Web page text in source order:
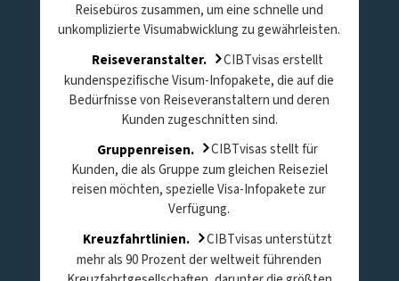
Reisebüros zusammen, um eine schnelle und
unkomplizierte Visumabwicklung zu gewährleisten.
Reiseveranstalter.
CIBTvisas erstellt
kundenspezifische Visum-Infopakete, die auf die
Bedürfnisse von Reiseveranstaltern und deren
Kunden zugeschnitten sind.
Gruppenreisen.
CIBTvisas stellt für
Kunden, die als Gruppe zum gleichen Reiseziel
reisen möchten, spezielle Visa-Infopakete zur
Verfügung.
Kreuzfahrtlinien.
CIBTvisas unterstützt
mehr als 90 Prozent der weltweit führenden